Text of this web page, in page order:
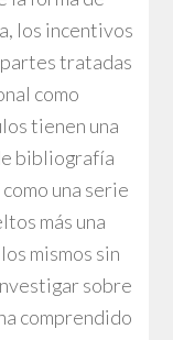
los incentivos
tratadas
como
tienen una
bibliografía
una serie
más una
mismos sin
sobre
comprendido